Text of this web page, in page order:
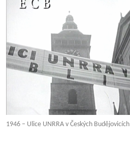
1946 – Ulice UNRRA v Českých Budějovicích